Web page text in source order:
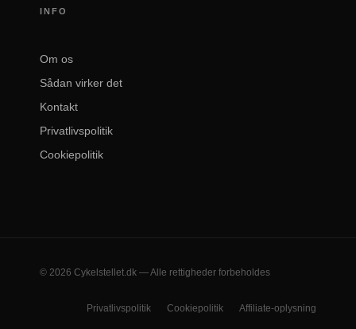
INFO
Om os
Sådan virker det
Kontakt
Privatlivspolitik
Cookiepolitik
© 2026 Cykelstellet.dk — Alle rettigheder forbeholdes
Privatlivspolitik Cookiepolitik Affiliate-oplysning